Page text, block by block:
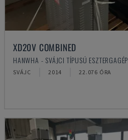
XD20V COMBINED
HANWHA - SVÁJCI TÍPUSÚ ESZTERGAGÉP
SVÁJC 2014 22.076 ÓRA